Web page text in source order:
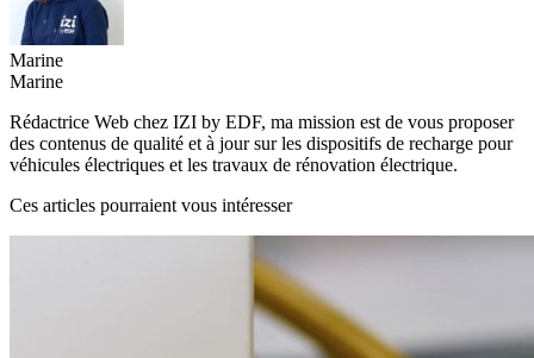
Marine
Marine
Rédactrice Web chez IZI by EDF, ma mission est de vous proposer
des contenus de qualité et à jour sur les dispositifs de recharge pour
véhicules électriques et les travaux de rénovation électrique.
Ces articles pourraient vous intéresser